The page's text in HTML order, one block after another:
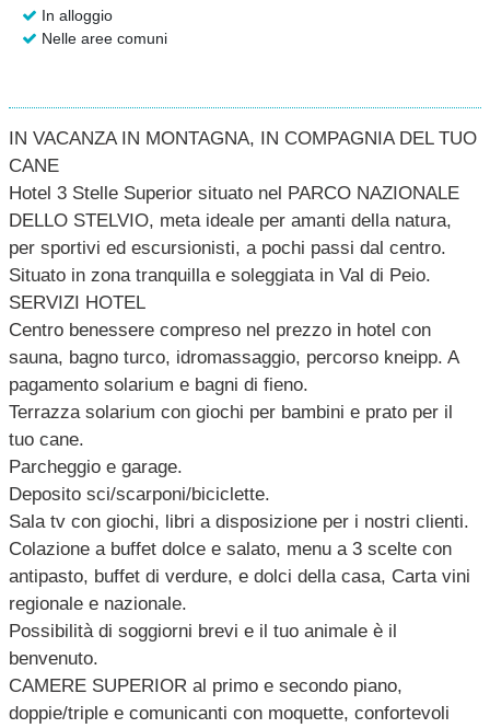
In alloggio
Nelle aree comuni
IN VACANZA IN MONTAGNA, IN COMPAGNIA DEL TUO
CANE
Hotel 3 Stelle Superior situato nel PARCO NAZIONALE
DELLO STELVIO, meta ideale per amanti della natura,
per sportivi ed escursionisti, a pochi passi dal centro.
Situato in zona tranquilla e soleggiata in Val di Peio.
SERVIZI HOTEL
Centro benessere compreso nel prezzo in hotel con
sauna, bagno turco, idromassaggio, percorso kneipp. A
pagamento solarium e bagni di fieno.
Terrazza solarium con giochi per bambini e prato per il
tuo cane.
Parcheggio e garage.
Deposito sci/scarponi/biciclette.
Sala tv con giochi, libri a disposizione per i nostri clienti.
Colazione a buffet dolce e salato, menu a 3 scelte con
antipasto, buffet di verdure, e dolci della casa, Carta vini
regionale e nazionale.
Possibilità di soggiorni brevi e il tuo animale è il
benvenuto.
CAMERE SUPERIOR al primo e secondo piano,
doppie/triple e comunicanti con moquette, confortevoli